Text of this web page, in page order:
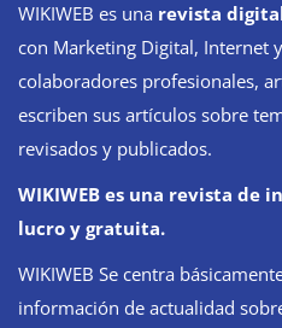
WIKIWEB es una revista
con Marketing Digital, Internet
colaboradores profesionales,
escriben sus artículos sobre
revisados y publicados.
WIKIWEB es una revista de
lucro y gratuita.
WIKIWEB Se centra
información de actualidad